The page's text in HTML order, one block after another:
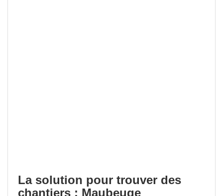
La solution pour trouver des
chantiers : Maubeuge